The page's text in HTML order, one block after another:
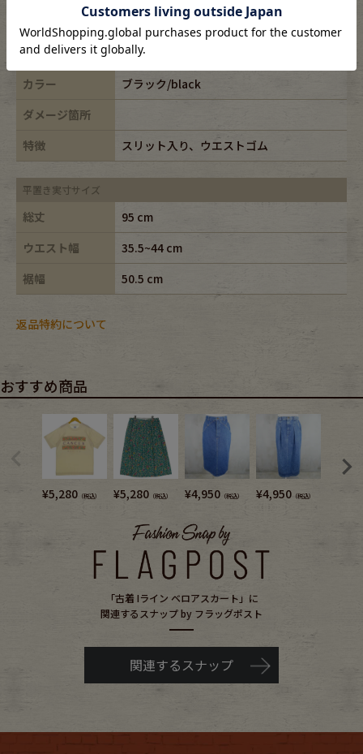
-
年代
-
カラー
ブラック/black
ダメージ箇所
特徴
スリット入り、ウエストゴム
平置き実寸サイズ
総丈
95 cm
ウエスト幅
35.5~44 cm
裾幅
50.5 cm
返品特約について
おすすめ商品
¥5,280 （税込） ¥5,280 （税込） ¥4,950 （税込） ¥4,950 （税込）
「古着 Iライン ベロアスカート」に
関連するスナップ by フラッグポスト
関連するスナップ